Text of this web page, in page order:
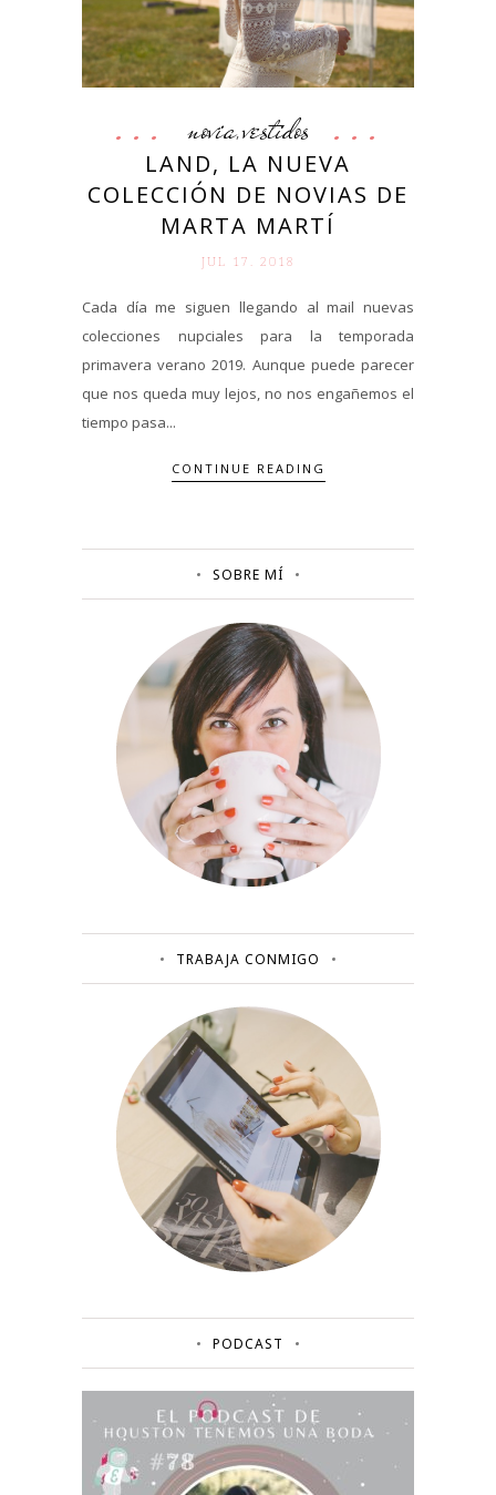
novia,vestidos
LAND, LA NUEVA
COLECCIÓN DE NOVIAS DE
MARTA MARTÍ
JUL 17. 2018
Cada día me siguen llegando al mail nuevas
colecciones nupciales para la temporada
primavera verano 2019. Aunque puede parecer
que nos queda muy lejos, no nos engañemos el
tiempo pasa...
CONTINUE READING
SOBRE MÍ
TRABAJA CONMIGO
PODCAST